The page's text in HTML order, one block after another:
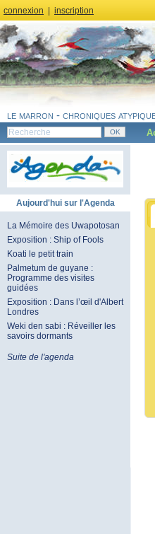
connexion inscription
le marron - chroniques
Aujourd'hui sur l'Agenda
La Mémoire des Uwapotosan
Exposition : Ship of Fools
Koati le petit train
Palmetum de guyane :
Programme des visites
guidées
Exposition : Dans l’œil d'Albert
Londres
Weki den sabi : Réveiller les
savoirs dormants
Suite de l'agenda